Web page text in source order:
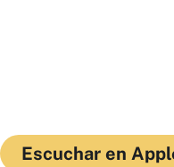
Escuchar en